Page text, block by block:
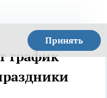
Принять
график